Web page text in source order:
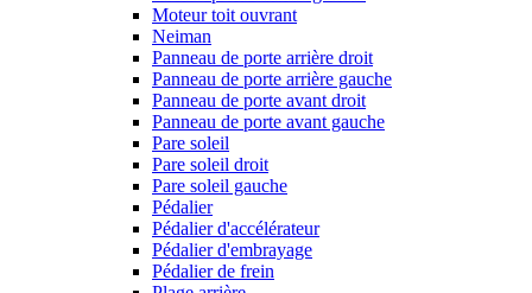
Moteur toit ouvrant
Neiman
Panneau de porte arrière droit
Panneau de porte arrière gauche
Panneau de porte avant droit
Panneau de porte avant gauche
Pare soleil
Pare soleil droit
Pare soleil gauche
Pédalier
Pédalier d'accélérateur
Pédalier d'embrayage
Pédalier de frein